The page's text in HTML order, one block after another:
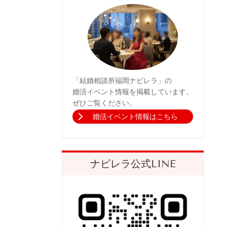
「結婚相談所福岡ナビレラ」の
婚活イベント情報を掲載しています。
ぜひご覧ください。
婚活イベント情報はこちら
ナビレラ公式LINE